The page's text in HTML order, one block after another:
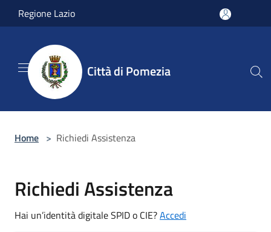
Salta al contenuto principale
Regione Lazio
Città di Pomezia
Home > Richiedi Assistenza
Richiedi Assistenza
Hai un’identità digitale SPID o CIE?Accedi